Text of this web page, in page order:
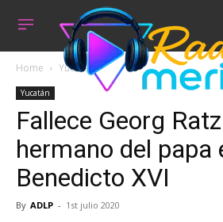
Home Yucatán
Yucatán
Fallece Georg
hermano del papa
Benedicto XVI
By ADLP - 1st julio 2020